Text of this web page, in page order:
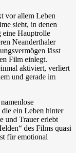
vor allem Leben
sieht, in denen
eine Hauptrolle
Neanderthaler
lässt
Film einlegt.
aktiviert, verliert
und gerade im
die ein Leben hinter
und Trauer erlebt
des Films quasi
für emotional